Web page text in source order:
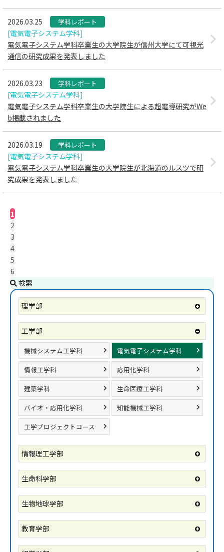
2026.03.25 学科レポート
[電気電子システム学科]
電気電子システム学科卒業生の大学院生が信州大学にて可視光
通信の研究成果を発表しました
2026.03.23 学科レポート
[電気電子システム学科]
電気電子システム学科卒業生の大学院生による超電導研究がWe
b掲載されました
2026.03.19 学科レポート
[電気電子システム学科]
電気電子システム学科卒業生の大学院生が北海道のルスツで研
究成果を発表しました
1
2
3
4
5
6
検索
理学部
工学部
機械システム工学科
電気電子システム学科
情報工学科
応用化学科
建築学科
生命医療工学科
バイオ・応用化学科
知能機械工学科
工学プロジェクトコース
情報理工学部
生命科学部
生物地球学部
教育学部